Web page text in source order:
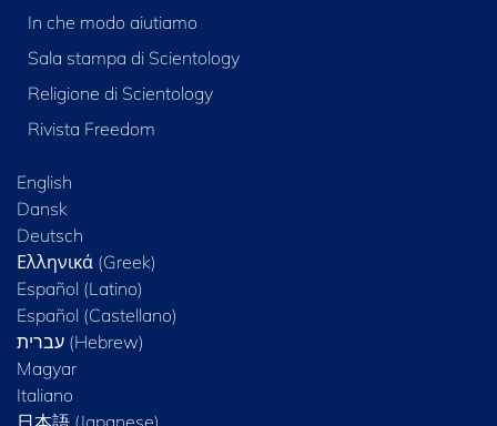
In che modo aiutiamo
Sala stampa di Scientology
Religione di Scientology
Rivista Freedom
English
Dansk
Deutsch
Ελληνικά (Greek)
Español (Latino)
Español (Castellano)
Magyar
Italiano